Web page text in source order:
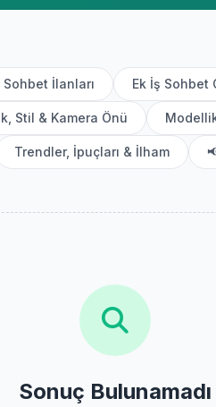
Sohbet İlanları Ek İş Sohbet
Stil & Kamera Önü Modellik
Trendler, İpuçları & İlham
Sonuç Bulunamadı